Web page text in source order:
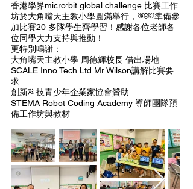
香港學界micro:bit global challenge 比賽工作
坊於大角嘴天主教小學圓滿舉行，￼￼準備參
加比賽20 多隊學生齊學習！感謝各位老師各
位同學大力支持與推動！
更特別鳴謝：
大角嘴天主教小學 周德輝校長 借出場地
SCALE Inno Tech Ltd Mr Wilson講解比賽要
求
創新科技青少年企業家協會贊助
STEMA Robot Coding Academy 導師團隊預
備工作坊與教材